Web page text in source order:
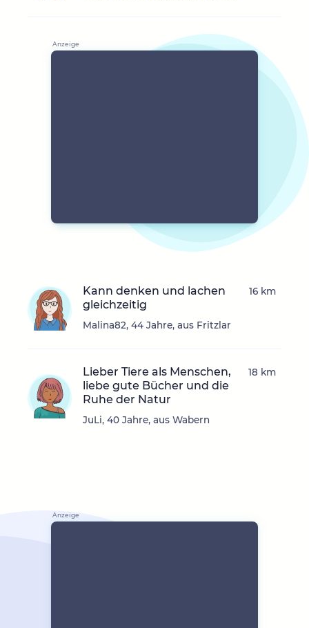
Kann denken und lachen
gleichzeitig
Malina82, 44 Jahre, aus Fritzlar
16 km
Lieber Tiere als Menschen,
liebe gute Bücher und die
Ruhe der Natur
JuLi, 40 Jahre, aus Wabern
18 km